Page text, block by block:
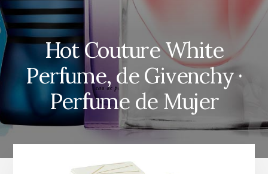
Hot Couture White
Perfume, de Givenchy ·
Perfume de Mujer